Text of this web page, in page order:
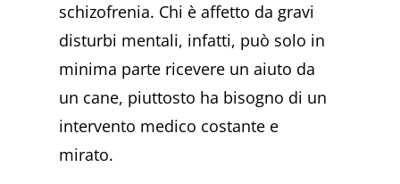
schizofrenia. Chi è affetto da gravi
disturbi mentali, infatti, può solo in
minima parte ricevere un aiuto da
un cane, piuttosto ha bisogno di un
intervento medico costante e
mirato.